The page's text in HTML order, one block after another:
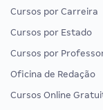
Cursos por Carreira
Cursos por Estado
Cursos por
Oficina de Redação
Cursos Online